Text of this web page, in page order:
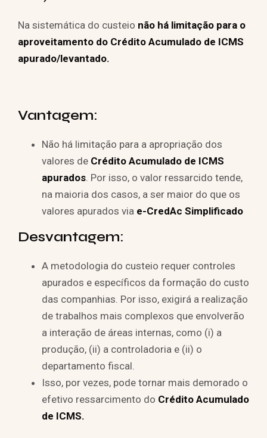
Na sistemática do custeio não há limitação para o
aproveitamento do Crédito Acumulado de ICMS
apurado/levantado.
Vantagem:
Não há limitação para a apropriação dos
valores de Crédito Acumulado de ICMS
apurados. Por isso, o valor ressarcido tende,
na maioria dos casos, a ser maior do que os
valores apurados via e-CredAc Simplificado
Desvantagem:
A metodologia do custeio requer controles
apurados e específicos da formação do custo
das companhias. Por isso, exigirá a realização
de trabalhos mais complexos que envolverão
a interação de áreas internas, como (i) a
produção, (ii) a controladoria e (ii) o
departamento fiscal.
Isso, por vezes, pode tornar mais demorado o
efetivo ressarcimento do Crédito Acumulado
de ICMS.